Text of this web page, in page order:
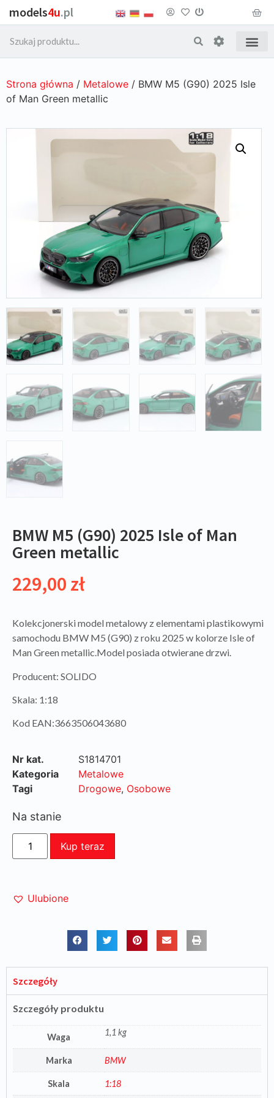
models4u.pl
Strona główna / Metalowe / BMW M5 (G90) 2025 Isle
of Man Green metallic
BMW M5 (G90) 2025 Isle of Man
Green metallic
229,00 zł
Kolekcjonerski model metalowy z elementami plastikowymi
samochodu BMW M5 (G90) z roku 2025 w kolorze Isle of
Man Green metallic.Model posiada otwierane drzwi.
Producent: SOLIDO
Skala: 1:18
Kod EAN:3663506043680
Nr kat.
S1814701
Kategoria
Metalowe
Tagi
Drogowe, Osobowe
Na stanie
Kup teraz
Ulubione
Szczegóły
Szczegóły produktu
Waga 1,1 kg
Marka BMW
Skala 1:18